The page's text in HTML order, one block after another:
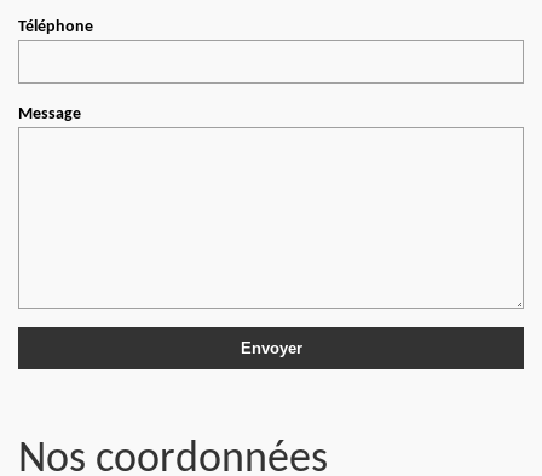
Téléphone
Message
Nos coordonnées